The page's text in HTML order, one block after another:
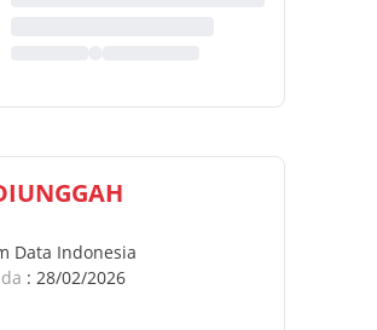
Data Indonesia
: 28/02/2026